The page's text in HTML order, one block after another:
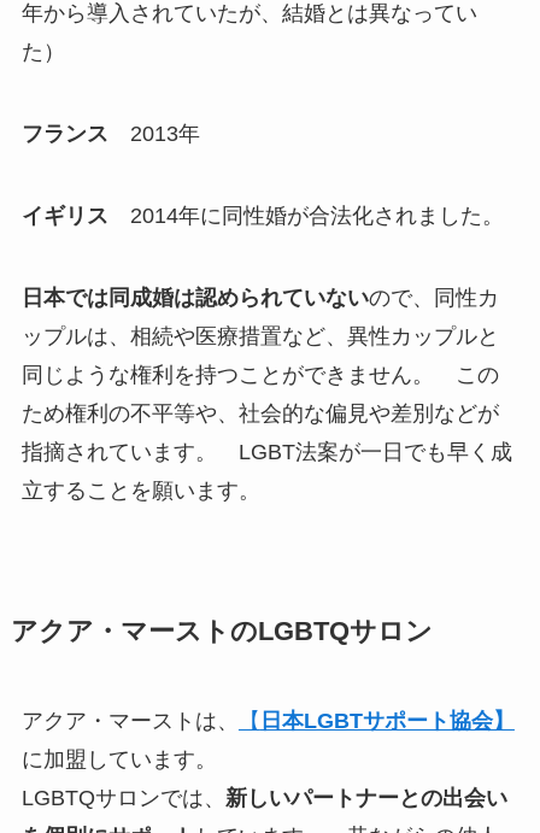
年から導入されていたが、結婚とは異なってい
た）
フランス 2013年
イギリス 2014年に同性婚が合法化されました。
日本では同成婚は認められていないので、同性カ
ップルは、相続や医療措置など、異性カップルと
同じような権利を持つことができません。 この
ため権利の不平等や、社会的な偏見や差別などが
指摘されています。 LGBT法案が一日でも早く成
立することを願います。
アクア・マーストのLGBTQサロン
アクア・マーストは、 【 日本LGBTサポート協会】
に加盟しています。
LGBTQサロンでは、 新しいパートナーとの出会い